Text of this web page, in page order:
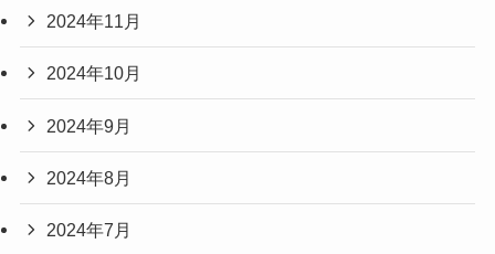
2024年11月
2024年10月
2024年9月
2024年8月
2024年7月